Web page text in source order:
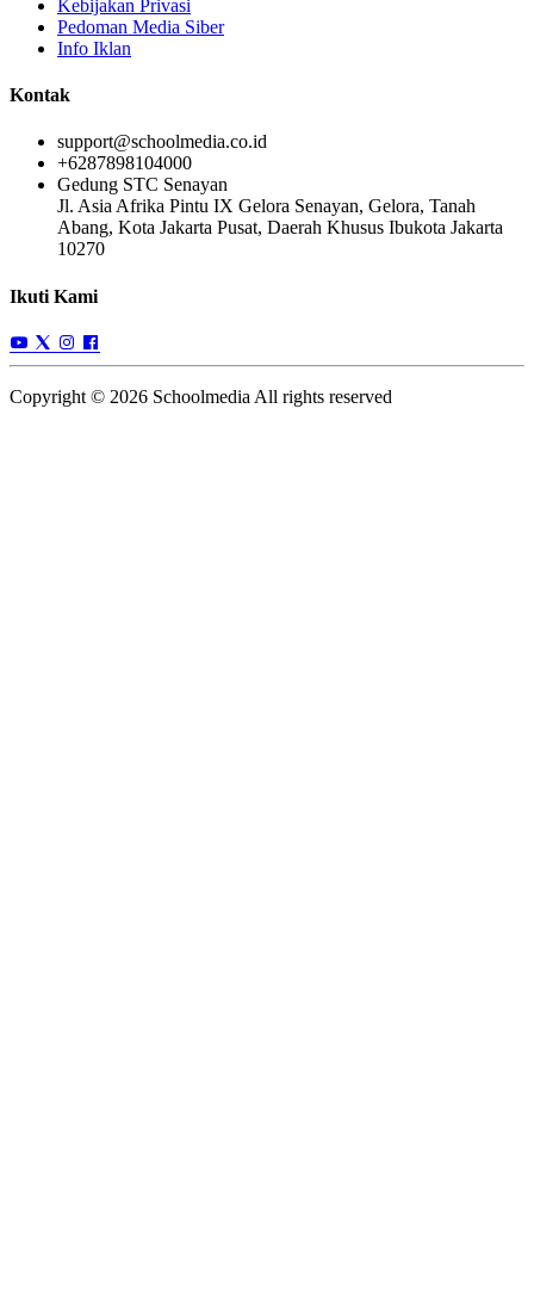
Kebijakan Privasi
Pedoman Media Siber
Info Iklan
Kontak
support@schoolmedia.co.id
+6287898104000
Gedung STC Senayan
Jl. Asia Afrika Pintu IX Gelora Senayan, Gelora, Tanah
Abang, Kota Jakarta Pusat, Daerah Khusus Ibukota Jakarta
10270
Ikuti Kami
Copyright © 2026 Schoolmedia All rights reserved